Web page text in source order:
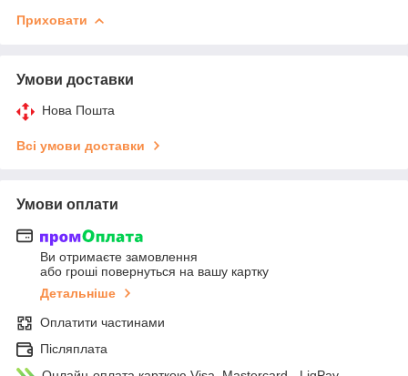
Приховати
Умови доставки
Нова Пошта
Всі умови доставки
Умови оплати
Ви отримаєте замовлення
або гроші повернуться на вашу картку
Детальніше
Оплатити частинами
Післяплата